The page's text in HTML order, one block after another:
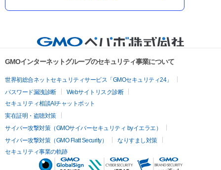
GMOインターネットグループのセキュリティ事業について
世界初総合ネットセキュリティサービス「GMOセキュリティ24」
パスワード漏洩診断
Webサイトリスク診断
セキュリティ相談AIチャットボット
実在証明・盗聴対策
サイバー攻撃対策（GMOサイバーセキュリティ byイエラエ）
サイバー攻撃対策（GMO Flatt Security）
なりすまし対策
セキュリティ事業の軌跡